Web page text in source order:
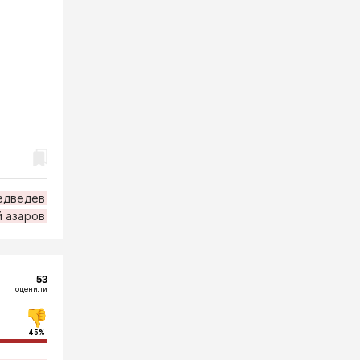
азаров
53
оценили
45%